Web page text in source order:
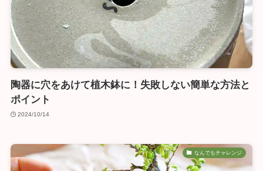
陶器に穴をあけて植木鉢に！失敗しない簡単な方法と
ポイント
2024/10/14
なんでもチャレンジ